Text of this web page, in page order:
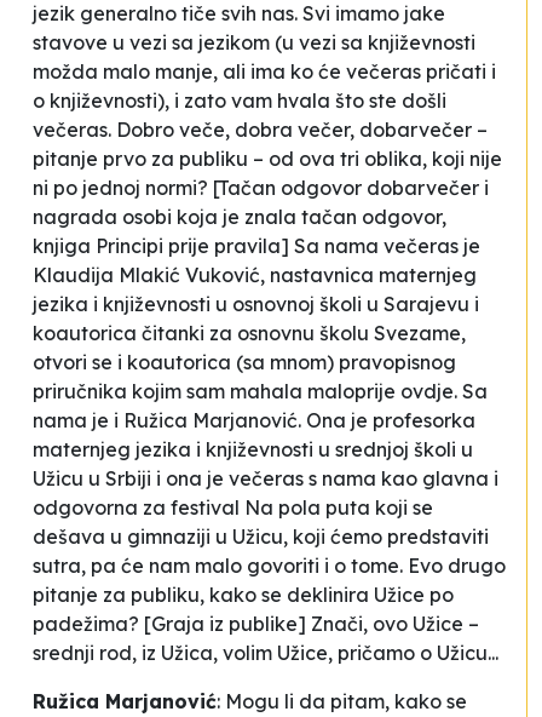
jezik generalno tiče svih nas. Svi imamo jake
stavove u vezi sa jezikom (u vezi sa književnosti
možda malo manje, ali ima ko će večeras pričati i
o književnosti), i zato vam hvala što ste došli
večeras. Dobro veče, dobra večer, dobarvečer –
pitanje prvo za publiku – od ova tri oblika, koji nije
ni po jednoj normi? [Tačan odgovor dobarvečer i
nagrada osobi koja je znala tačan odgovor,
knjiga Principi prije pravila] Sa nama večeras je
Klaudija Mlakić Vuković, nastavnica maternjeg
jezika i književnosti u osnovnoj školi u Sarajevu i
koautorica čitanki za osnovnu školu Svezame,
otvori se i koautorica (sa mnom) pravopisnog
priručnika kojim sam mahala maloprije ovdje. Sa
nama je i Ružica Marjanović. Ona je profesorka
maternjeg jezika i književnosti u srednjoj školi u
Užicu u Srbiji i ona je večeras s nama kao glavna i
odgovorna za festival Na pola puta koji se
dešava u gimnaziji u Užicu, koji ćemo predstaviti
sutra, pa će nam malo govoriti i o tome. Evo drugo
pitanje za publiku, kako se deklinira Užice po
padežima? [Graja iz publike] Znači, ovo Užice –
srednji rod, iz Užica, volim Užice, pričamo o Užicu...
Ružica Marjanović: Mogu li da pitam, kako se